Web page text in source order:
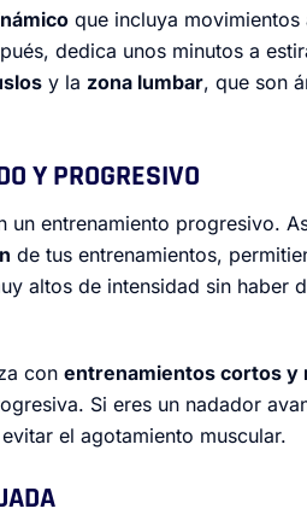
que incluya
dedica unos minutos a
y la zona lumbar, que son
Y PROGRESIVO
un entrenamiento progresivo.
de tus entrenamientos,
altos de intensidad sin haber
con entrenamientos cortos y
Si eres un nadador
el agotamiento muscular.